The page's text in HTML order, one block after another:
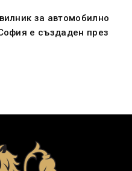
за автомобилно
е създаден през